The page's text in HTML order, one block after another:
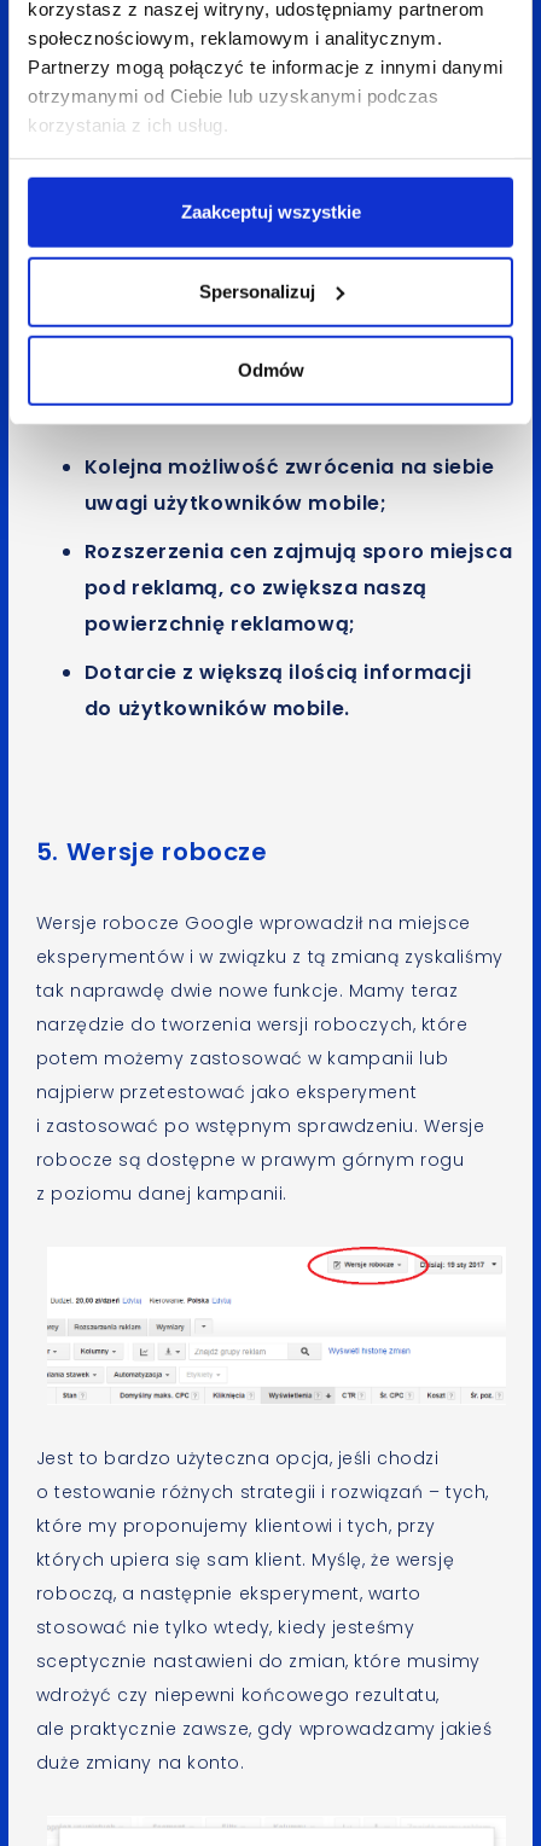
korzystasz z naszej witryny, udostępniamy partnerom
społecznościowym, reklamowym i analitycznym.
Partnerzy mogą połączyć te informacje z innymi danymi
otrzymanymi od Ciebie lub uzyskanymi podczas
korzystania z ich usług.
Zaakceptuj wszystkie
Spersonalizuj
Odmów
Linki płatne są coraz bardziej dostosowywane
do użytkowników urządzeń mobilnych. Umiejętne
stosowanie rozszerzeń zwiększa naszą widoczność
w wyszukiwarce mobile.
Kolejna możliwość zwrócenia na siebie
uwagi użytkowników mobile;
Rozszerzenia cen zajmują sporo miejsca
pod reklamą, co zwiększa naszą
powierzchnię reklamową;
Dotarcie z większą ilością informacji
do użytkowników mobile.
5. Wersje robocze
Wersje robocze Google wprowadził na miejsce
eksperymentów i w związku z tą zmianą zyskaliśmy
tak naprawdę dwie nowe funkcje. Mamy teraz
narzędzie do tworzenia wersji roboczych, które
potem możemy zastosować w kampanii lub
najpierw przetestować jako eksperyment
i zastosować po wstępnym sprawdzeniu. Wersje
robocze są dostępne w prawym górnym rogu
z poziomu danej kampanii.
Jest to bardzo użyteczna opcja, jeśli chodzi
o testowanie różnych strategii i rozwiązań – tych,
które my proponujemy klientowi i tych, przy
których upiera się sam klient. Myślę, że wersję
roboczą, a następnie eksperyment, warto
stosować nie tylko wtedy, kiedy jesteśmy
sceptycznie nastawieni do zmian, które musimy
wdrożyć czy niepewni końcowego rezultatu,
ale praktycznie zawsze, gdy wprowadzamy jakieś
duże zmiany na konto.